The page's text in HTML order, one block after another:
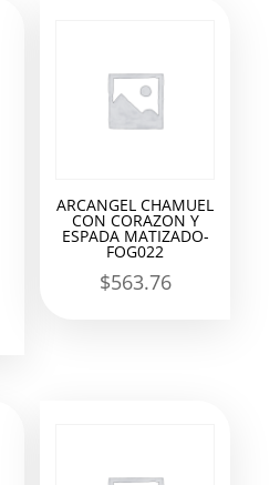
ARCANGEL CHAMUEL
CON CORAZON Y
ESPADA MATIZADO-
FOG022
$563.76